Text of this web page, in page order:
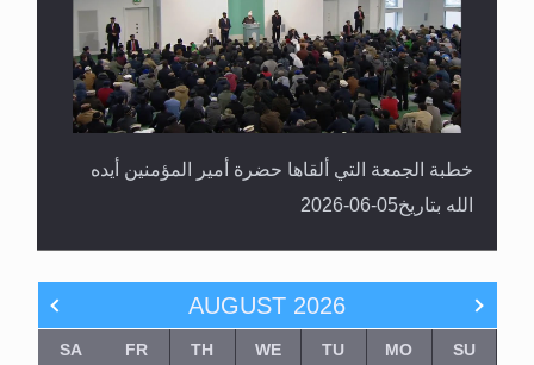
خطبة الجمعة التي ألقاها حضرة أمير المؤمنين أيده
الله بتاريخ05-06-2026
AUGUST 2026
SU
MO
TU
WE
TH
FR
SA